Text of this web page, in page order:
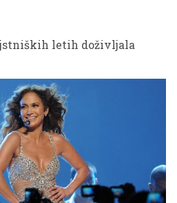
letih doživljala